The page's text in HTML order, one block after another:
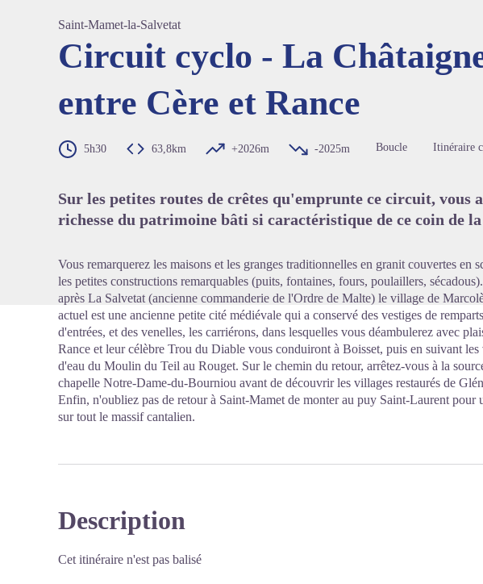
Saint-Mamet-la-Salvetat
Circuit cyclo - La
entre Cère et Rance
5h30 63,8km +2026m -2025m Boucle Itinéraire
Sur les petites routes de crêtes qu'emprunte ce circuit, vous
richesse du patrimoine bâti si caractéristique de ce coin de
Vous remarquerez les maisons et les granges traditionnelles en granit couvertes en
les petites constructions remarquables (puits, fontaines, fours, poulaillers,
après La Salvetat (ancienne commanderie de l'Ordre de Malte) le village de
actuel est une ancienne petite cité médiévale qui a conservé des vestiges de
d'entrées, et des venelles, les carriérons, dans lesquelles vous déambulerez avec
Rance et leur célèbre Trou du Diable vous conduiront à Boisset, puis en suivant
d'eau du Moulin du Teil au Rouget. Sur le chemin du retour, arrêtez-vous à la
chapelle Notre-Dame-du-Bourniou avant de découvrir les villages restaurés de
Enfin, n'oubliez pas de retour à Saint-Mamet de monter au puy Saint-Laurent pour
sur tout le massif cantalien.
Description
Cet itinéraire n'est pas balisé